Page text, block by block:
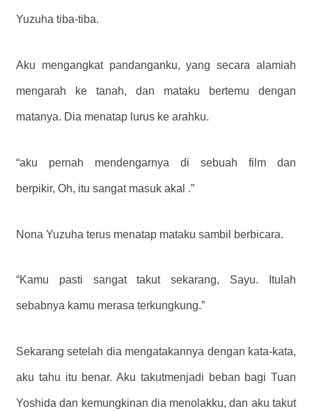
Yuzuha tiba-tiba.
Aku mengangkat pandanganku, yang secara alamiah
mengarah ke tanah, dan mataku bertemu dengan
matanya. Dia menatap lurus ke arahku.
“aku pernah mendengarnya di sebuah film dan
berpikir, Oh, itu sangat masuk akal .”
Nona Yuzuha terus menatap mataku sambil berbicara.
“Kamu pasti sangat takut sekarang, Sayu. Itulah
sebabnya kamu merasa terkungkung.”
Sekarang setelah dia mengatakannya dengan kata-kata,
aku tahu itu benar. Aku takutmenjadi beban bagi Tuan
Yoshida dan kemungkinan dia menolakku, dan aku takut